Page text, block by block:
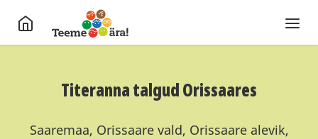
Titeranna talgud Orissaares
Saaremaa, Orissaare vald, Orissaare alevik,